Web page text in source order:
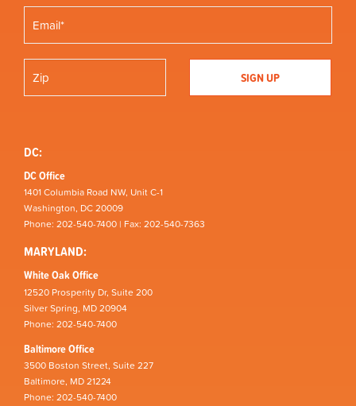
DC:
DC Office
1401 Columbia Road NW, Unit C-1
Washington, DC 20009
Phone: 202-540-7400 | Fax: 202-540-7363
MARYLAND:
White Oak Office
12520 Prosperity Dr, Suite 200
Silver Spring, MD 20904
Phone: 202-540-7400
Baltimore Office
3500 Boston Street, Suite 227
Baltimore, MD 21224
Phone: 202-540-7400